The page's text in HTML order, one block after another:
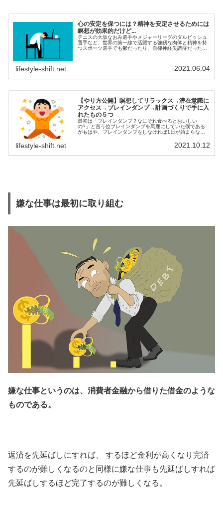
心の安定を保つには？精神を安定させるためには
瞑想が効果的だけど...
テニスの大坂なおみ選手やメジャーリーグのダルビッシュ
選手など、世界の第一線で活躍する強靭な肉体と精神を持
つスポーツ選手でも鬱だったり、自律神経失調症だったり
lifestyle-shift.net 2021.06.04
【やり方公開】瞑想してリラックス→潜在意識に
アクセス→ブレインダンプ→計画づくりで手に入
れたもの５つ
最初は「ブレインダンプ？なにそれ食べるとおいしい
の?」と言う位ブレインダンプを馬鹿にしていた僕である
がもはや、ブレインダンプをしなければ1日が始まらない
lifestyle-shift.net 2021.10.12
嫌な仕事は最初に取り組む
嫌な仕事というのは、消費者金融から借りた借金のような
ものである。
返済を先延ばしにすれば、 するほど金利が高くなり完済
するのが難しくなるのと同様に嫌な仕事も先延ばしすれば
先延ばしするほど完了するのが難しくなる。